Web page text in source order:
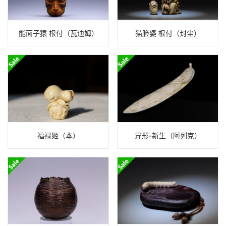
能面子猿 根付（瓦迪姆） 猫脸婆 根付（封尘）
福禄姬（本） 异形-新生（阿列克）